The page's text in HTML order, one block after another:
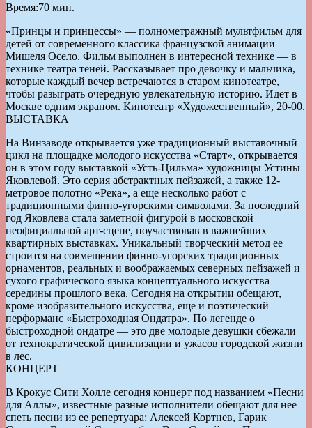
Время:70 мин.
«Принцы и принцессы» — полнометражный мультфильм для
детей от современного классика французской анимации
Мишеля Осело. Фильм выполнен в интересной технике — в
технике театра теней. Рассказывает про девочку и мальчика,
которые каждый вечер встречаются в старом кинотеатре,
чтобы разыграть очередную увлекательную историю. Идет в
Москве одним экраном. Кинотеатр «Художественный», 20-00.
ВЫСТАВКА
На Винзаводе открывается уже традиционный выставочный
цикл на площадке молодого искусства «Старт», открывается
он в этом году выставкой «Усть-Цильма» художницы Устины
Яковлевой. Это серия абстрактных пейзажей, а также 12-
метровое полотно «Река», а еще несколько работ с
традиционными финно-угорскими символами. За последний
год Яковлева стала заметной фигурой в московской
неофициальной арт-сцене, поучаствовав в важнейших
квартирных выставках. Уникальный творческий метод ее
строится на совмещении финно-угорских традиционных
орнаментов, реальных и воображаемых северных пейзажей и
сухого графического языка концептуального искусства
середины прошлого века. Сегодня на открытии обещают,
кроме изобразительного искусства, еще и поэтический
перформанс «Быстроходная Ондатра». По легенде о
быстроходной ондатре — это две молодые девушки сбежали
от технократической цивилизации и ужасов городской жизни
в лес.
КОНЦЕРТ
В Крокус Сити Холле сегодня концерт под названием «Песни
для Аллы», известные разные исполнители обещают для нее
спеть песни из ее репертуара: Алексей Кортнев, Гарик